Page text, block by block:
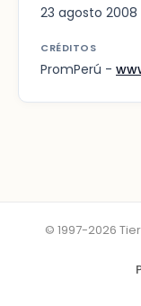
23 agosto 2008
CRÉDITOS
PromPerú -
© 1997-2026